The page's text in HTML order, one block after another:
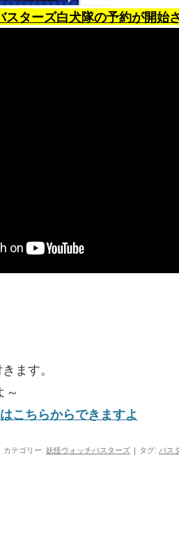
ターズ白犬隊の予約が開始
ます。
～
こちらからできますよ
カテゴリー: 妖怪ウォッチバスターズ | タグ: バス